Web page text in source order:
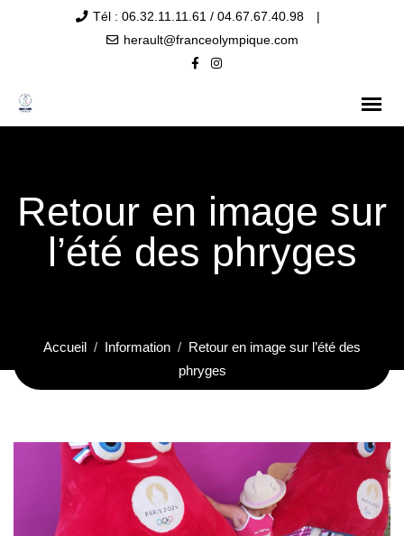
Tél : 06.32.11.11.61 / 04.67.67.40.98
herault@franceolympique.com
Retour en image sur
l’été des phryges
Accueil Information
Retour en image sur l’été des
phryges